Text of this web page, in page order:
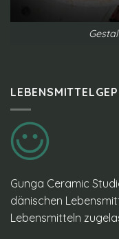
Gunga Ceramic
dänischen
Lebensmitteln